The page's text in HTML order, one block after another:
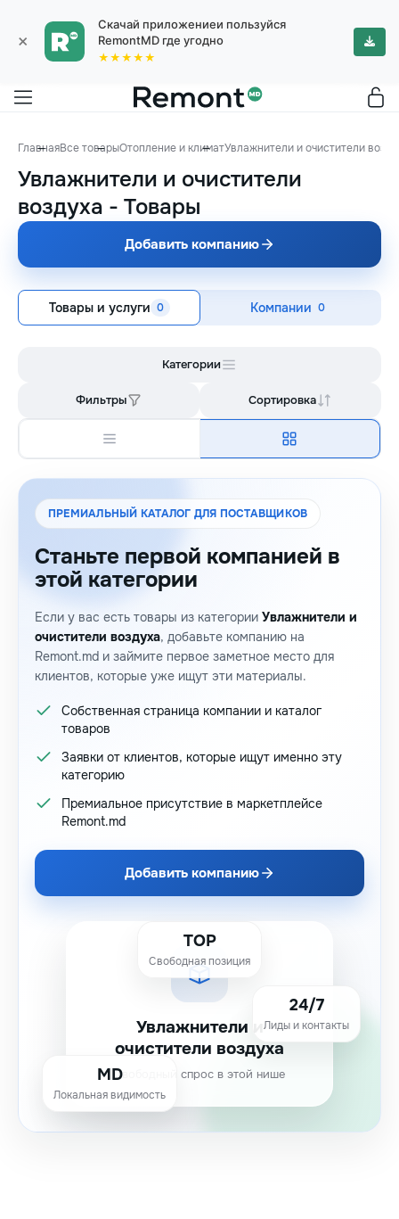
×
Скачай приложениеи пользуйся
RemontMD где угодно
★★★★★
ГлавнаяВсе товарыОтопление и климатУвлажнители и очистители
Увлажнители и очистители
воздуха - Товары
Добавить компанию
Товары и услуги 0 Компании 0
Категории
Фильтры Сортировка
ПРЕМИАЛЬНЫЙ КАТАЛОГ ДЛЯ ПОСТАВЩИКОВ
Станьте первой компанией в
этой категории
Если у вас есть товары из категории Увлажнители и
очистители воздуха, добавьте компанию на
Remont.md и займите первое заметное место для
клиентов, которые уже ищут эти материалы.
Собственная страница компании и каталог
товаров
Заявки от клиентов, которые ищут именно эту
категорию
Премиальное присутствие в маркетплейсе
Remont.md
Добавить компанию
Увлажнители и
очистители воздуха
Свободный спрос в этой нише
TOP
Свободная позиция
24/7
Лиды и контакты
MD
Локальная видимость